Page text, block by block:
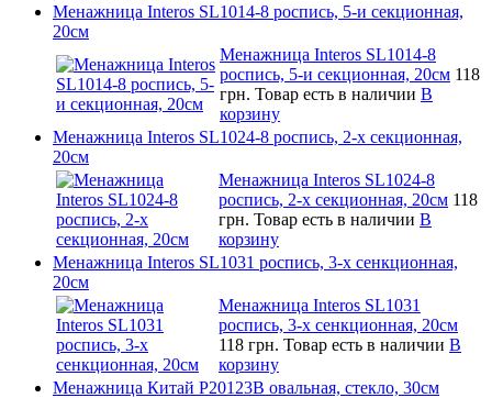
Менажница Interos SL1014-8 роспись, 5-и секционная,
20см
Менажница Interos SL1014-8
роспись, 5-и секционная, 20см 118
грн. Товар есть в наличии В
корзину
Менажница Interos SL1024-8 роспись, 2-х секционная,
20см
Менажница Interos SL1024-8
роспись, 2-х секционная, 20см 118
грн. Товар есть в наличии В
корзину
Менажница Interos SL1031 роспись, 3-х сенкционная,
20см
Менажница Interos SL1031
роспись, 3-х сенкционная, 20см
118 грн. Товар есть в наличии В
корзину
Менажница Китай P20123B овальная, стекло, 30см